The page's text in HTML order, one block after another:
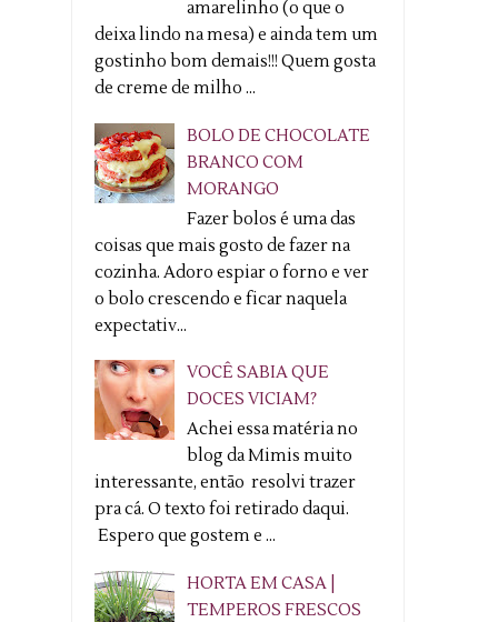
amarelinho (o que o
deixa lindo na mesa) e ainda tem um
gostinho bom demais!!! Quem gosta
de creme de milho ...
BOLO DE CHOCOLATE
BRANCO COM
MORANGO
Fazer bolos é uma das
coisas que mais gosto de fazer na
cozinha. Adoro espiar o forno e ver
o bolo crescendo e ficar naquela
expectativ...
VOCÊ SABIA QUE
DOCES VICIAM?
Achei essa matéria no
blog da Mimis muito
interessante, então resolvi trazer
pra cá. O texto foi retirado daqui.
Espero que gostem e ...
HORTA EM CASA |
TEMPEROS FRESCOS